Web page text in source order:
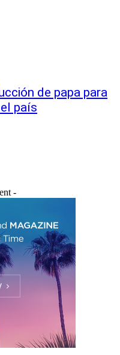
de papa para
país
-